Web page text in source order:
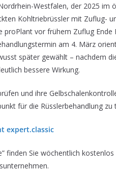
Westfalen, der 2025 im
Kohltriebrüssler mit Zuflug-
vor frühem Zuflug
am 4. März
später gewählt – nachdem
bessere Wirkung.
und ihre
für die Rüsslerbehandlung zu
expert.classic
finden Sie wöchentlich